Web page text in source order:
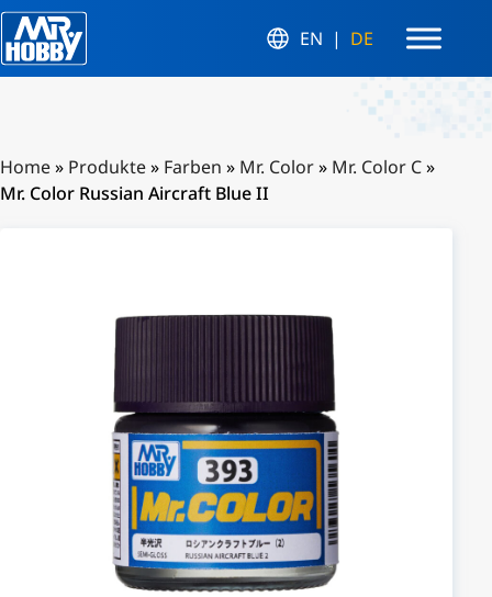
EN DE
Home» Produkte» Farben » Mr. Color» Mr. Color C»
Mr. Color Russian Aircraft Blue II